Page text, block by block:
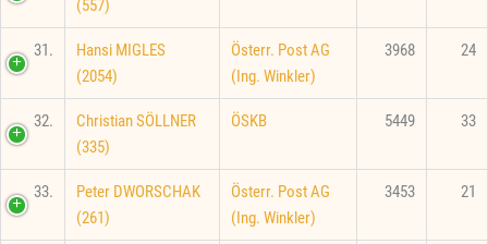
(557)
31.
Hansi MIGLES
(2054)
Österr. Post AG
(Ing. Winkler)
3968 24
32.
Christian SÖLLNER
(335)
ÖSKB 5449 33
33.
Peter DWORSCHAK
(261)
Österr. Post AG
(Ing. Winkler)
3453 21